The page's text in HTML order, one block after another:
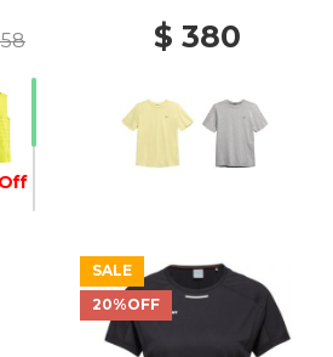
$ 380
SALE
20%OFF